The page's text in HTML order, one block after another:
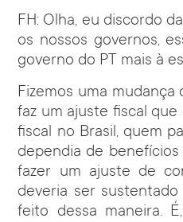
FH: Olha, eu discordo
os nossos governos,
governo do PT mais à
Fizemos uma
faz um ajuste fiscal
fiscal no Brasil, quem
dependia de
fazer um ajuste de
deveria ser
feito dessa maneira.